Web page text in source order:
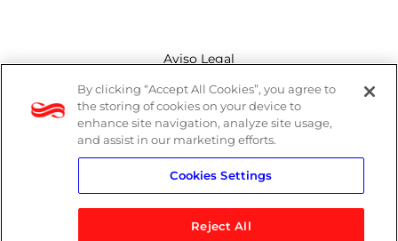
Aviso Legal
Canal de denuncias
Política de cookies
Política de privacidad
By clicking “Accept All Cookies”, you agree to
the storing of cookies on your device to
enhance site navigation, analyze site usage,
and assist in our marketing efforts.
Cookies Settings
Reject All